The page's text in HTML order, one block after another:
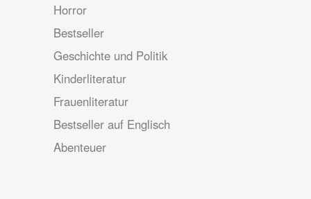
Horror
Bestseller
Geschichte und Politik
Kinderliteratur
Frauenliteratur
Bestseller auf Englisch
Abenteuer